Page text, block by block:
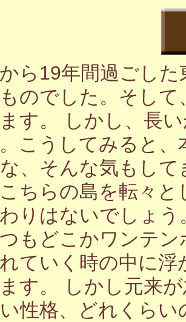
ら19年間過ごし
のでした。そし
す。 しかし、長
こうしてみると
、そんな気もし
ちらの島を転々
りはないでしょ
もどこかワンテ
ていく時の中に
す。 しかし元来
性格、どれくら